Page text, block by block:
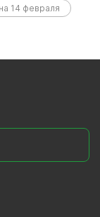
14 февраля